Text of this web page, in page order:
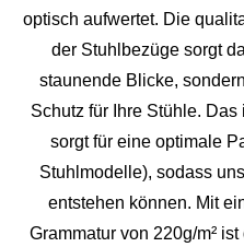
optisch aufwertet. Die
der Stuhlbezüge sorgt
staunende Blicke,
Schutz für Ihre Stühle.
sorgt für eine optimale
Stuhlmodelle), sodass
entstehen können. Mit
Grammatur von 220g/m²